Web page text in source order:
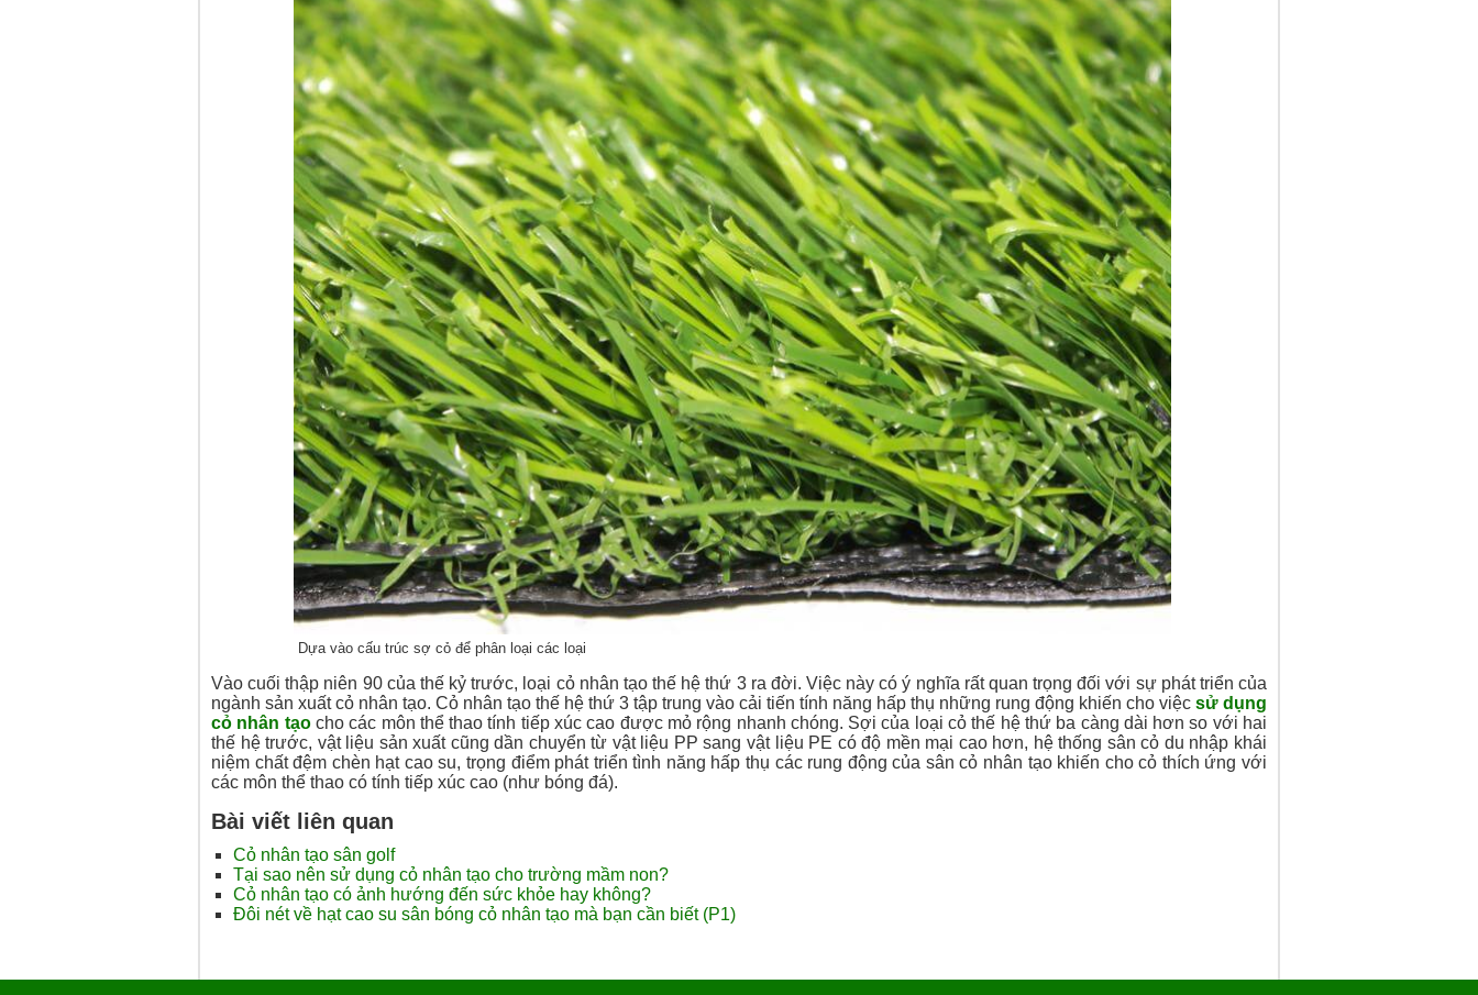
Dựa vào cấu trúc sợ cỏ để phân loại các loại
Vào cuối thập niên 90 của thế kỷ trước, loại cỏ nhân tạo thế hệ thứ 3 ra đời. Việc này có ý nghĩa rất quan trọng đối với sự phát triển của
ngành sản xuất cỏ nhân tạo. Cỏ nhân tạo thế hệ thứ 3 tập trung vào cải tiến tính năng hấp thụ những rung động khiến cho việc sử dụng
cỏ nhân tạocho các môn thể thao tính tiếp xúc cao được mỏ rộng nhanh chóng. Sợi của loại cỏ thế hệ thứ ba càng dài hơn so với hai
thế hệ trước, vật liệu sản xuất cũng dần chuyển từ vật liệu PP sang vật liệu PE có độ mền mại cao hơn, hệ thống sân cỏ du nhập khái
niệm chất đệm chèn hạt cao su, trọng điểm phát triển tình năng hấp thụ các rung động của sân cỏ nhân tạo khiến cho cỏ thích ứng với
các môn thể thao có tính tiếp xúc cao (như bóng đá).
Bài viết liên quan
Cỏ nhân tạo sân golf
Tại sao nên sử dụng cỏ nhân tạo cho trường mầm non?
Cỏ nhân tạo có ảnh hướng đến sức khỏe hay không?
Đôi nét về hạt cao su sân bóng cỏ nhân tạo mà bạn cần biết (P1)